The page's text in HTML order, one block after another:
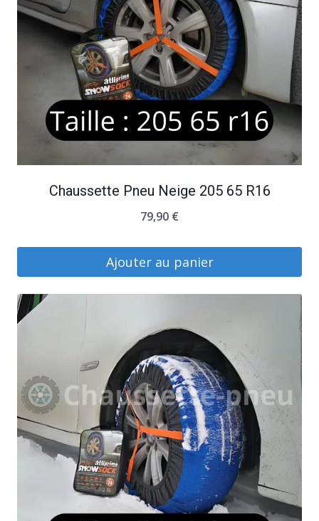
Chaussette Pneu Neige 205 65 R16
79,90 €
Ajouter au panier